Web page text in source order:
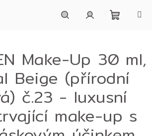
košík
Make-Up 30 ml,
Beige (přírodní
č.23 - luxusní
make-up s